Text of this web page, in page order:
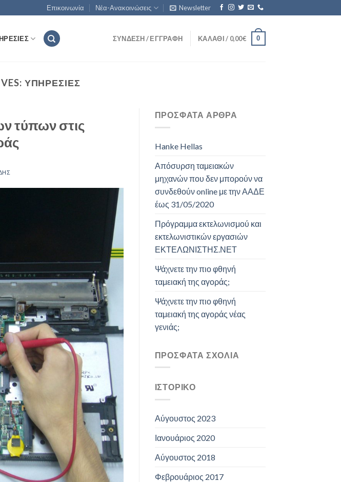
Επικοινωνία Νέα-Ανακοινώσεις Newsletter
ΣΎΝΔΕΣΗ / ΕΓΓΡΑΦΉ ΚΑΛΆΘΙ / 0,00€ 0
ΥΠΗΡΕΣΊΕΣ
τύπων στις
ΠΡΌΣΦΑΤΑ ΆΡΘΡΑ
Hanke Hellas
Απόσυρση ταμειακών
μηχανών που δεν μπορούν να
συνδεθούν online με την ΑΑΔΕ
έως 31/05/2020
Πρόγραμμα εκτελωνισμού και
εκτελωνιστικών εργασιών
ΕΚΤΕΛΩΝΙΣΤΗΣ.ΝΕΤ
Ψάχνετε την πιο φθηνή
ταμειακή της αγοράς;
Ψάχνετε την πιο φθηνή
ταμειακή της αγοράς νέας
γενιάς;
ΠΡΌΣΦΑΤΑ ΣΧΌΛΙΑ
ΙΣΤΟΡΙΚΌ
Αύγουστος 2023
Ιανουάριος 2020
Αύγουστος 2018
Φεβρουάριος 2017